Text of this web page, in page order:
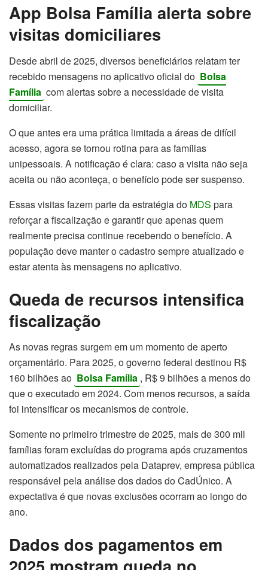
App Bolsa Família alerta sobre
visitas domiciliares
Desde abril de 2025, diversos beneficiários relatam ter
recebido mensagens no aplicativo oficial do Bolsa
Família com alertas sobre a necessidade de visita
domiciliar.
O que antes era uma prática limitada a áreas de difícil
acesso, agora se tornou rotina para as famílias
unipessoais. A notificação é clara: caso a visita não seja
aceita ou não aconteça, o benefício pode ser suspenso.
Essas visitas fazem parte da estratégia do MDS para
reforçar a fiscalização e garantir que apenas quem
realmente precisa continue recebendo o benefício. A
população deve manter o cadastro sempre atualizado e
estar atenta às mensagens no aplicativo.
Queda de recursos intensifica
fiscalização
As novas regras surgem em um momento de aperto
orçamentário. Para 2025, o governo federal destinou R$
160 bilhões ao Bolsa Família , R$ 9 bilhões a menos do
que o executado em 2024. Com menos recursos, a saída
foi intensificar os mecanismos de controle.
Somente no primeiro trimestre de 2025, mais de 300 mil
famílias foram excluídas do programa após cruzamentos
automatizados realizados pela Dataprev, empresa pública
responsável pela análise dos dados do CadÚnico. A
expectativa é que novas exclusões ocorram ao longo do
ano.
Dados dos pagamentos em